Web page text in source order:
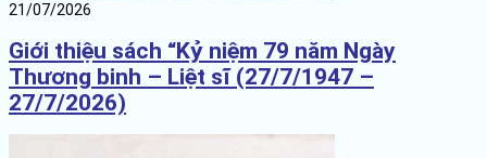
21/07/2026
Giới thiệu sách “Kỷ niệm 79 năm Ngày
Thương binh – Liệt sĩ (27/7/1947 –
27/7/2026)